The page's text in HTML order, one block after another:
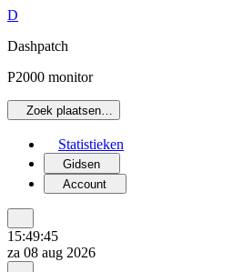
D
Dashpatch
P2000 monitor
Zoek plaatsen…
Statistieken
Gidsen
Account
15:49:45
za 08 aug 2026